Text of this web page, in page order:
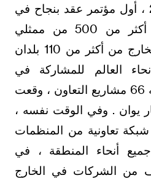
في تموز / يوليه 2025 ، أول مؤتمر عقد بنجاح في
تشونغتشينغ ، وجذب أكثر من 500 من ممثلي
المجتمع الصيني في الخارج من أكثر من 110 بلدان
العالم للمشاركة في
المحادثات ، ما مجموعه 66 مشاريع التعاون ، وقعت
43.79 مليار يوان . وفي الوقت نفسه ،
شبكة تعاونية من المنظمات
جميع أنحاء المنطقة ، في
من الشركات في الخارج